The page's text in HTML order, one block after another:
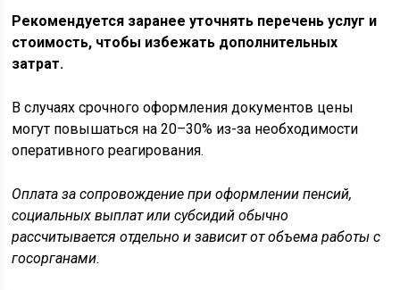
Рекомендуется заранее уточнять перечень услуг и
стоимость, чтобы избежать дополнительных
затрат.
В случаях срочного оформления документов цены
могут повышаться на 20–30% из-за необходимости
оперативного реагирования.
Оплата за сопровождение при оформлении пенсий,
социальных выплат или субсидий обычно
рассчитывается отдельно и зависит от объема работы с
госорганами.